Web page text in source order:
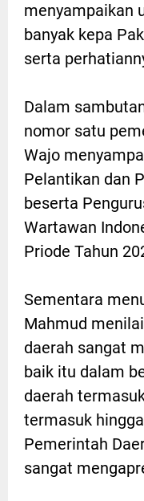
menyampaikan
banyak kepa
serta
Dalam
nomor satu
Wajo
Pelantikan dan
beserta
Wartawan
Priode Tahun
Sementara
Mahmud
daerah sangat
baik itu dalam
daerah
termasuk
Pemerintah
sangat